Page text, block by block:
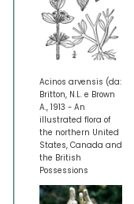
Acinos arvensis (da:
Britton, N.L. e Brown
A., 1913 - An
illustrated flora of
the northern United
States, Canada and
the British
Possessions